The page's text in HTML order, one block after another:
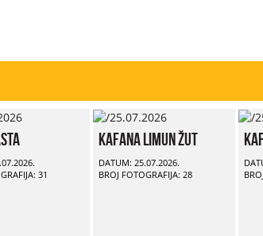
31
Kafana Limun Žut
DATUM: 25.07.2026.
BROJ FOTOGRAFIJA: 28